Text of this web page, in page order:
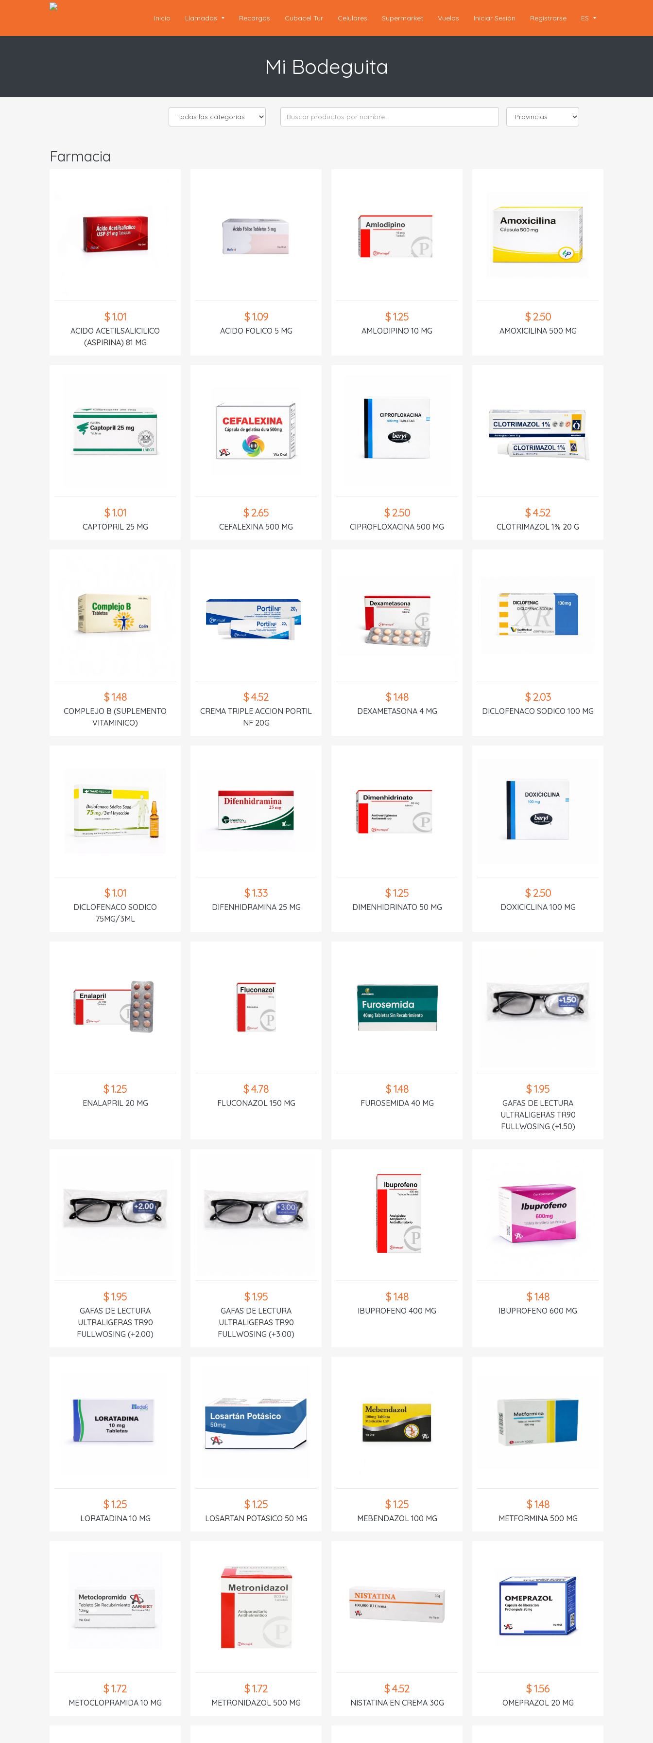
Inicio Llamadas Recargas Cubacel Tur Celulares Supermarket Vuelos Iniciar Sesión Registrarse ES
Mi Bodeguita
Farmacia
$ 1.01
ACIDO ACETILSALICILICO
(ASPIRINA) 81 MG
$ 1.09
ACIDO FOLICO 5 MG
$ 1.25
AMLODIPINO 10 MG
$ 2.50
AMOXICILINA 500 MG
$ 1.01
CAPTOPRIL 25 MG
$ 2.65
CEFALEXINA 500 MG
$ 2.50
CIPROFLOXACINA 500 MG
$ 4.52
CLOTRIMAZOL 1% 20 G
$ 1.48
COMPLEJO B (SUPLEMENTO
VITAMINICO)
$ 4.52
CREMA TRIPLE ACCION PORTIL
NF 20G
$ 1.48
DEXAMETASONA 4 MG
$ 2.03
DICLOFENACO SODICO 100 MG
$ 1.01
DICLOFENACO SODICO
75MG/3ML
$ 1.33
DIFENHIDRAMINA 25 MG
$ 1.25
DIMENHIDRINATO 50 MG
$ 2.50
DOXICICLINA 100 MG
$ 1.25
ENALAPRIL 20 MG
$ 4.78
FLUCONAZOL 150 MG
$ 1.48
FUROSEMIDA 40 MG
$ 1.95
GAFAS DE LECTURA
ULTRALIGERAS TR90
FULLWOSING (+1.50)
$ 1.95
GAFAS DE LECTURA
ULTRALIGERAS TR90
FULLWOSING (+2.00)
$ 1.95
GAFAS DE LECTURA
ULTRALIGERAS TR90
FULLWOSING (+3.00)
$ 1.48
IBUPROFENO 400 MG
$ 1.48
IBUPROFENO 600 MG
$ 1.25
LORATADINA 10 MG
$ 1.25
LOSARTAN POTASICO 50 MG
$ 1.25
MEBENDAZOL 100 MG
$ 1.48
METFORMINA 500 MG
$ 1.72
METOCLOPRAMIDA 10 MG
$ 1.72
METRONIDAZOL 500 MG
$ 4.52
NISTATINA EN CREMA 30G
$ 1.56
OMEPRAZOL 20 MG